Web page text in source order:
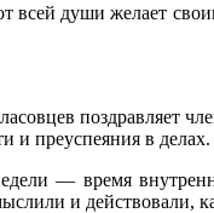
всей души желает
поздравляет
и преуспеяния в делах.
— время
и действовали,